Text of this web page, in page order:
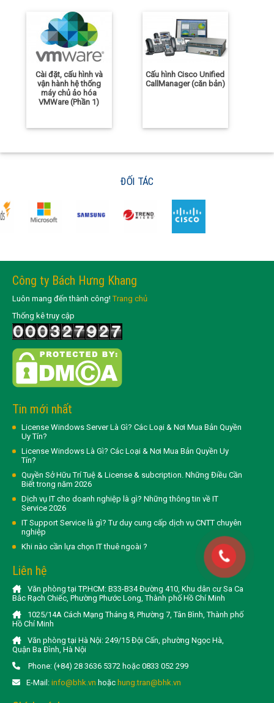
Cài đặt, cấu hình và
vận hành hệ thống
máy chủ ảo hóa
VMWare (Phần 1)
Cấu hình Cisco Unified
CallManager (căn bản)
ĐỐI TÁC
Công ty Bách Hưng Khang
Luôn mang đến thành công!Trang chủ
Thống kê truy cập
Tin mới nhất
License Windows Server Là Gì? Các Loại & Nơi Mua Bản Quyền
Uy Tín?
License Windows Là Gì? Các Loại & Nơi Mua Bản Quyền Uy
Tín?
Quyền Sở Hữu Trí Tuệ & License & subcription. Những Điều Cần
Biết trong năm 2026
Dịch vụ IT cho doanh nghiệp là gì? Những thông tin về IT
Service 2026
IT Support Service là gì? Tư duy cung cấp dịch vụ CNTT chuyên
nghiệp
Khi nào cần lựa chọn IT thuê ngoài ?
Liên hệ
Văn phòng tại TP.HCM: B33-B34 Đường 410, Khu dân cư Sa Ca
Bắc Rạch Chiếc, Phường Phước Long, Thành phố Hồ Chí Minh
1025/14A Cách Mạng Tháng 8, Phường 7, Tân Bình, Thành phố
Hồ Chí Minh
Văn phòng tại Hà Nội: 249/15 Đội Cấn, phường Ngọc Hà,
Quận Ba Đình, Hà Nội
Phone: (+84) 28 3636 5372 hoặc 0833 052 299
E-Mail: info@bhk.vn hoặc hung.tran@bhk.vn